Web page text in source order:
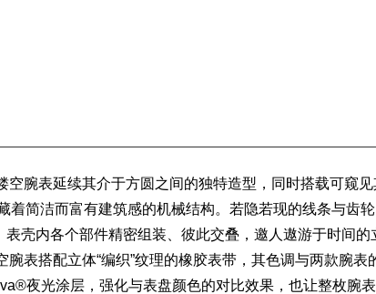
腕表延续其介于方圆之间的独特造型，同时搭载可窥
着简洁而富有建筑感的机械结构。若隐若现的线条与齿
壳内各个部件精密组装、彼此交叠，邀人遨游于时间的
表搭配立体“编织”纹理的橡胶表带 ，其色调与两款腕
夜光涂层，强化与表盘颜色的对比效果，也让整枚腕表